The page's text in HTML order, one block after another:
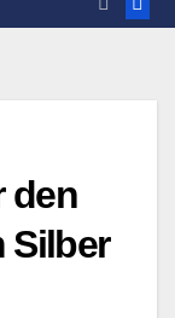
den
Silber